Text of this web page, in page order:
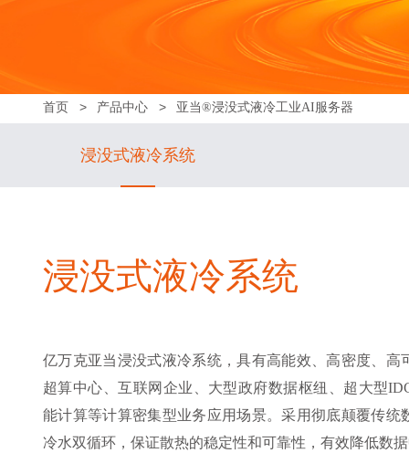
首页 产品中心 亚当®浸没式液冷工业AI服务器
浸没式液冷系统
浸没式液冷系统
亿万克亚当浸没式液冷系统，具有高能效、高密度、高
超算中心、互联网企业、大型政府数据枢纽、超大型
能计算等计算密集型业务应用场景。采用彻底颠覆传统
冷水双循环，保证散热的稳定性和可靠性，有效降低数